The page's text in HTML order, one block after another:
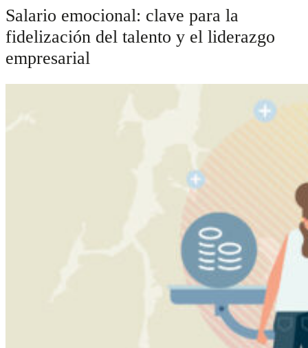
Salario emocional: clave para la
fidelización del talento y el liderazgo
empresarial